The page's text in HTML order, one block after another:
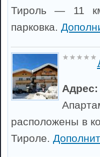
Тироль — 11
парковка.
Адрес:
расположены в
Тироле.